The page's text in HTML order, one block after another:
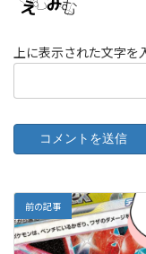
上に表示された文字を
前の記事